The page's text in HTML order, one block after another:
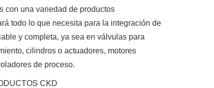
con una variedad de productos
todo lo que necesita para la integración de
y completa, ya sea en válvulas para
cilindros o actuadores, motores
de proceso.
CKD